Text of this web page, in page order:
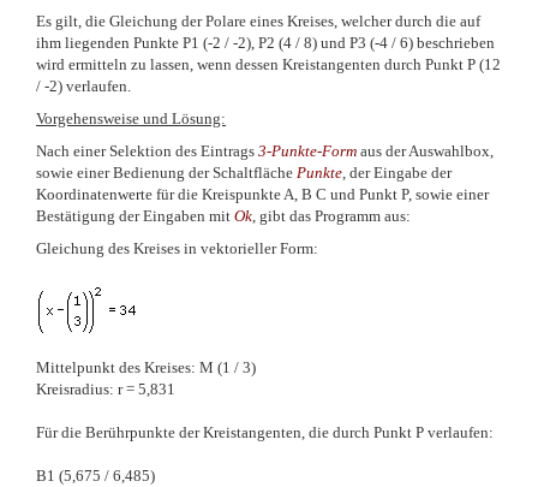
Es gilt, die Gleichung der Polare eines Kreises, welcher durch die auf
ihm liegenden Punkte P1 (-2 / -2), P2 (4 / 8) und P3 (-4 / 6) beschrieben
wird ermitteln zu lassen, wenn dessen Kreistangenten durch Punkt P (12
/ -2) verlaufen.
Vorgehensweise und Lösung:
Nach einer Selektion des Eintrags 3-Punkte-Form aus der Auswahlbox,
sowie einer Bedienung der Schaltfläche Punkte, der Eingabe der
Koordinatenwerte für die Kreispunkte A, B C und Punkt P, sowie einer
Bestätigung der Eingaben mit Ok, gibt das Programm aus:
Gleichung des Kreises in vektorieller Form:
Mittelpunkt des Kreises: M (1 / 3)
Kreisradius: r = 5,831
Für die Berührpunkte der Kreistangenten, die durch Punkt P verlaufen:
B1 (5,675 / 6,485)